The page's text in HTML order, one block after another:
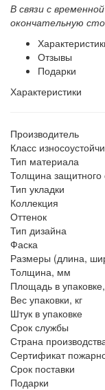
В связи с
окончательную
Отзывы
Подарки
Характеристики
Производитель
Класс
Тип материала
Толщина защитного
Тип укладки
Коллекция
Оттенок
Тип дизайна
Фаска
Размеры (длина,
Толщина, мм
Площадь в
Вес упаковки, кг
Штук в упаковке
Срок службы
Страна
Сертификат
Срок поставки
Подарки